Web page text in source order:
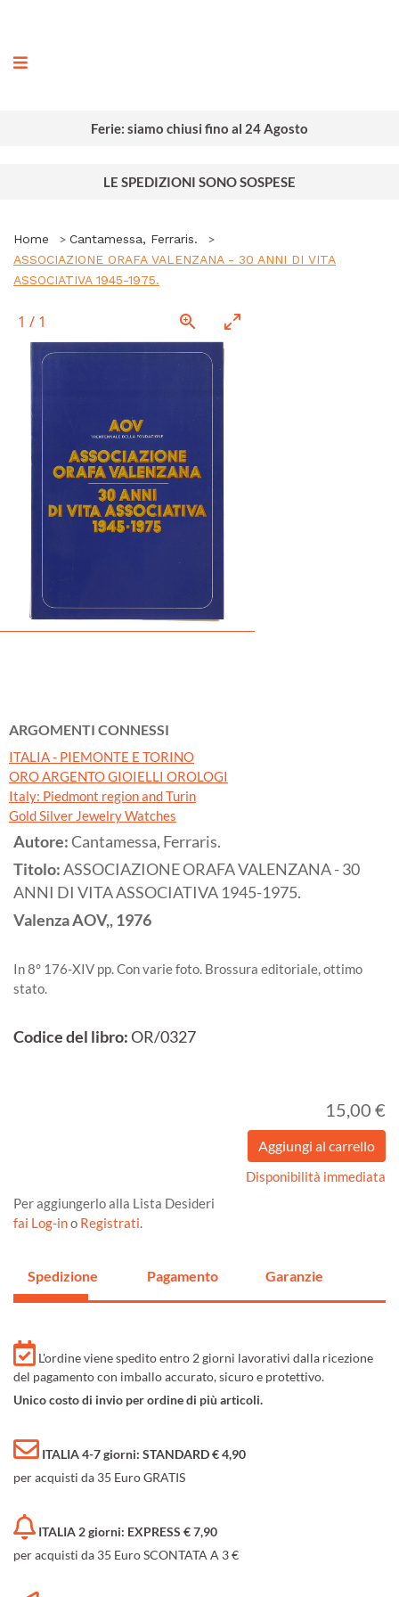
Ferie: siamo chiusi fino al 24 Agosto
LE SPEDIZIONI SONO SOSPESE
Home
Cantamessa, Ferraris.
ASSOCIAZIONE ORAFA VALENZANA - 30 ANNI DI VITA
ASSOCIATIVA 1945-1975.
1 / 1
ARGOMENTI CONNESSI
ITALIA - PIEMONTE E TORINO
ORO ARGENTO GIOIELLI OROLOGI
Italy: Piedmont region and Turin
Gold Silver Jewelry Watches
Autore:Cantamessa, Ferraris.
Titolo:ASSOCIAZIONE ORAFA VALENZANA - 30
ANNI DI VITA ASSOCIATIVA 1945-1975.
ValenzaAOV,,1976
In 8° 176-XIV pp. Con varie foto. Brossura editoriale, ottimo
stato.
Codice del libro:OR/0327
15,00 €
Disponibilità immediata
Per aggiungerlo alla Lista Desideri
fai Log-ino Registrati.
Spedizione Pagamento Garanzie
L'ordine viene spedito entro 2 giorni lavorativi dalla ricezione
del pagamento con imballo accurato, sicuro e protettivo.
Unico costo di invio per ordine di più articoli.
ITALIA 4-7 giorni: STANDARD € 4,90
per acquisti da 35 Euro GRATIS
ITALIA 2 giorni: EXPRESS € 7,90
per acquisti da 35 Euro SCONTATA A 3 €